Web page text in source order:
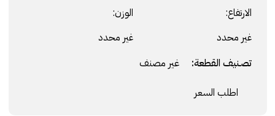
الارتفاع:
غير محدد
الوزن:
غير محدد
تصنيف القطعة: غير مصنف
اطلب السعر